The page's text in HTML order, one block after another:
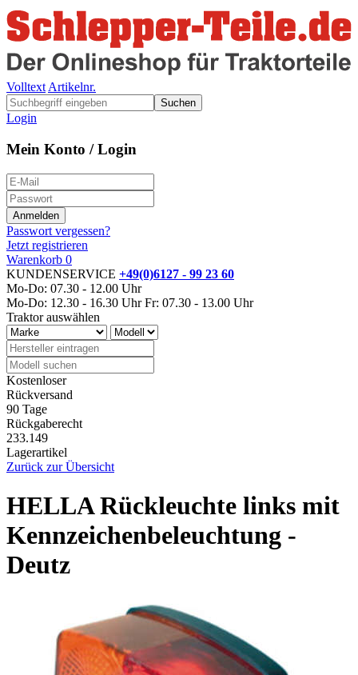
Volltext Artikelnr.
Suchen
Login
Mein Konto / Login
Passwort vergessen?
Jetzt registrieren
Warenkorb 0
KUNDENSERVICE +49(0)6127 - 99 23 60
Mo-Do: 07.30 - 12.00 Uhr
Mo-Do: 12.30 - 16.30 Uhr Fr: 07.30 - 13.00 Uhr
Traktor auswählen
Kostenloser
Rückversand
90 Tage
Rückgaberecht
233.149
Lagerartikel
Zurück zur Übersicht
HELLA Rückleuchte links mit
Kennzeichenbeleuchtung -
Deutz